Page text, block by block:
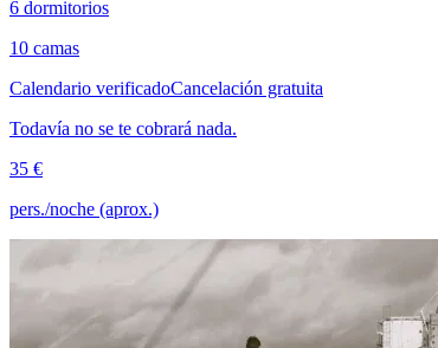
6 dormitorios
10 camas
Calendario verificadoCancelación gratuita
Todavía no se te cobrará nada.
35 €
pers./noche (aprox.)